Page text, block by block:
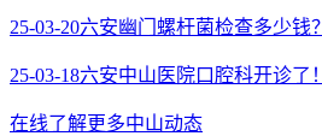
25-03-20六安幽门螺杆菌检查多少钱？
25-03-18六安中山医院口腔科开诊了！
在线了解更多中山动态